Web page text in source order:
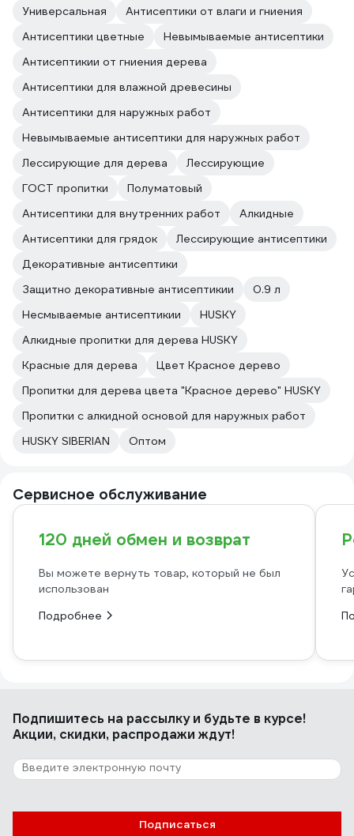
Универсальная
Антисептики от влаги и гниения
Антисептики цветные
Невымываемые антисептики
Антисептикии от гниения дерева
Антисептики для влажной древесины
Антисептики для наружных работ
Невымываемые антисептики для наружных работ
Лессирующие для дерева
Лессирующие
ГОСТ пропитки
Полуматовый
Антисептики для внутренних работ
Алкидные
Антисептики для грядок
Лессирующие антисептики
Декоративные антисептики
Защитно декоративные антисептикии
0.9 л
Несмываемые антисептикии
HUSKY
Алкидные пропитки для дерева HUSKY
Красные для дерева
Цвет Красное дерево
Пропитки для дерева цвета "Красное дерево" HUSKY
Пропитки с алкидной основой для наружных работ
HUSKY SIBERIAN
Оптом
Сервисное обслуживание
120 дней обмен и возврат
Вы можете вернуть товар, который не был
использован
Подробнее
Подпишитесь на рассылкуи будьте в курсе!
Акции, скидки, распродажи ждут!
Подписаться